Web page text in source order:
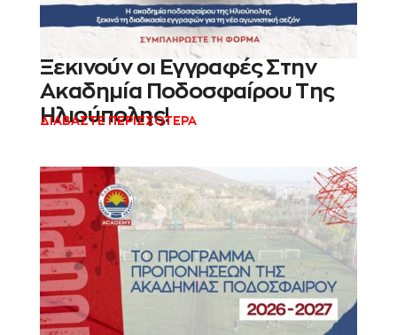
Ξεκινούν οι Εγγραφές Στην
Ακαδημία Ποδοσφαίρου Της
Ηλιούπολης!
ΔΙΑΒΑΣΤΕ ΠΕΡΙΣΣΟΤΕΡΑ